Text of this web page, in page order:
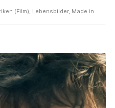
(Film), Lebensbilder, Made in